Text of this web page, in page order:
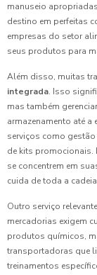
manuseio
destino em perfeitas
empresas do setor
seus produtos para
Além disso, muitas
integrada. Isso
mas também
armazenamento até
serviços como
de kits promocionais.
se concentrem em
cuida de toda a
Outro serviço
mercadorias exigem
produtos químicos,
transportadoras que
treinamentos